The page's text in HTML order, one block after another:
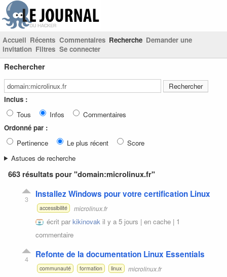
Accueil Récents Commentaires Recherche Demander une
invitation Filtres Se connecter
Rechercher
Inclus :
Tous
Infos
Commentaires
Ordonné par :
Pertinence
Le plus récent
Score
Astuces de recherche
663 résultats pour "domain:microlinux.fr"
3 Installez Windows pour votre certification Linux
accessibilité microlinux.fr
écrit parkikinovak il y a 5 jours | en cache | 1
commentaire
4 Refonte de la documentation Linux Essentials
communauté formation linux microlinux.fr